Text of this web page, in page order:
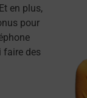
en plus,
pour
faire des